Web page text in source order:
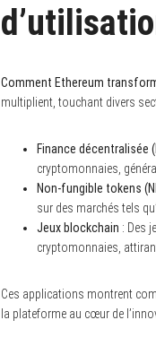
Comment Ethereum
multiplient, touchant divers
Finance décentralisée
cryptomonnaies,
Non-fungible tokens
sur des marchés tels
Jeux blockchain : Des
cryptomonnaies,
Ces applications montrent
la plateforme au cœur de